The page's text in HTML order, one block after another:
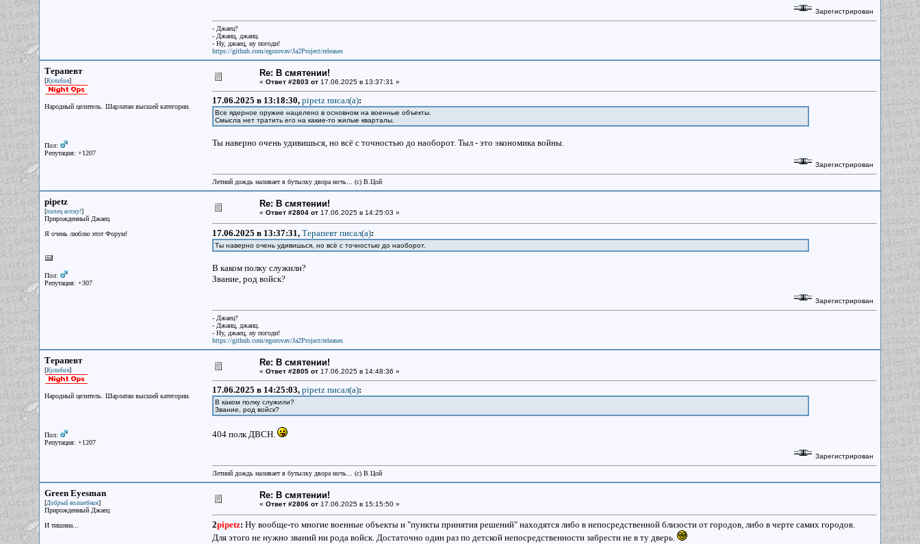
Зарегистрирован
- Джаец?
- Джаиц, джаиц.
- Ну, джаец, ну погоди!
https://github.com/egorovav/Ja2Project/releases
Терапевт
[Кулибин]
Народный целитель. Шарлатан высшей категории.
Пол:
Репутация: +1207
Re: В смятении!
« Ответ #2803 от 17.06.2025 в 13:37:31 »
17.06.2025 в 13:18:30, pipetz писал(a):
Все ядерное оружие нацелено в основном на военные объекты.
Смысла нет тратить его на какие-то жилые кварталы.
Ты наверно очень удивишься, но всё с точностью до наоборот. Тыл - это экономика войны.
Зарегистрирован
Летний дождь наливает в бутылку двора ночь... (с) В.Цой
pipetz
[пипец всему!]
Прирожденный Джаец
Я очень люблю этот Форум!
Пол:
Репутация: +307
Re: В смятении!
« Ответ #2804 от 17.06.2025 в 14:25:03 »
17.06.2025 в 13:37:31, Терапевт писал(a):
Ты наверно очень удивишься, но всё с точностью до наоборот.
В каком полку служили?
Звание, род войск?
Зарегистрирован
- Джаец?
- Джаиц, джаиц.
- Ну, джаец, ну погоди!
https://github.com/egorovav/Ja2Project/releases
Терапевт
[Кулибин]
Народный целитель. Шарлатан высшей категории.
Пол:
Репутация: +1207
Re: В смятении!
« Ответ #2805 от 17.06.2025 в 14:48:36 »
17.06.2025 в 14:25:03, pipetz писал(a):
В каком полку служили?
Звание, род войск?
404 полк ДВСН.
Зарегистрирован
Летний дождь наливает в бутылку двора ночь... (с) В.Цой
Green Eyesman
[Добрый волшебник]
Прирожденный Джаец
И тишина...
Re: В смятении!
« Ответ #2806 от 17.06.2025 в 15:15:50 »
2pipetz: Ну вообще-то многие военные объекты и "пункты принятия решений" находятся либо в непосредственной близости от городов, либо в черте самих городов.
Для этого не нужно званий ни рода войск. Достаточно один раз по детской непосредственности забрести не в ту дверь.